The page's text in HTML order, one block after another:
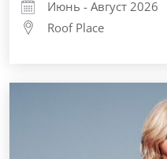
Июнь - Август 2026
Roof Place